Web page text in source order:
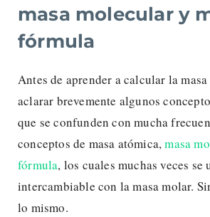
masa molecular y
fórmula
Antes de aprender a calcular la
aclarar brevemente algunos
que se confunden con mucha
conceptos de masa atómica,masa
fórmula, los cuales muchas veces
intercambiable con la masa molar.
lo mismo.